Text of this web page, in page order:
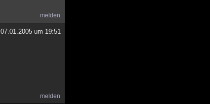
melden
07.01.2005 um 19:51
melden